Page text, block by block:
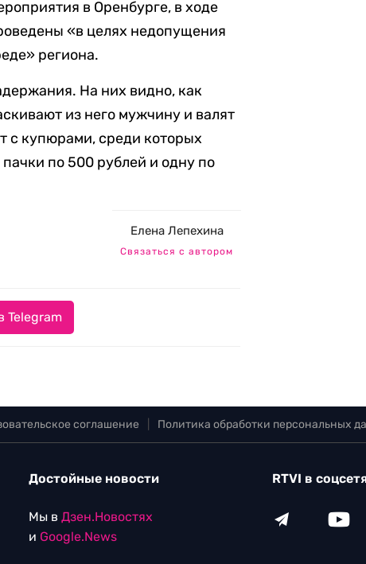
в Оренбурге, в ходе
«в целях недопущения
региона.
На них видно, как
из него мужчину и валят
с купюрами, среди которых
по 500 рублей и одну по
Елена Лепехина
Связаться с автором
Telegram
соглашение Политика обработки персональных
Достойные новости
Мы в Дзен.Новостях
и Google.News
RTVI в